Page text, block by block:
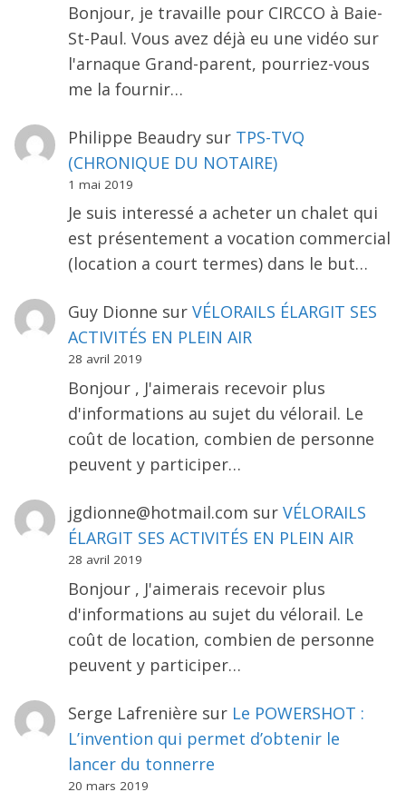
Bonjour, je travaille pour CIRCCO à Baie-
St-Paul. Vous avez déjà eu une vidéo sur
l'arnaque Grand-parent, pourriez-vous
me la fournir…
Philippe Beaudrysur TPS-TVQ
(CHRONIQUE DU NOTAIRE)
1 mai 2019
Je suis interessé a acheter un chalet qui
est présentement a vocation commercial
(location a court termes) dans le but…
Guy Dionne sur VÉLORAILS ÉLARGIT SES
ACTIVITÉS EN PLEIN AIR
28 avril 2019
Bonjour , J'aimerais recevoir plus
d'informations au sujet du vélorail. Le
coût de location, combien de personne
peuvent y participer…
jgdionne@hotmail.com sur VÉLORAILS
ÉLARGIT SES ACTIVITÉS EN PLEIN AIR
28 avril 2019
Bonjour , J'aimerais recevoir plus
d'informations au sujet du vélorail. Le
coût de location, combien de personne
peuvent y participer…
Serge Lafrenière sur Le POWERSHOT :
L’invention qui permet d’obtenir le
lancer du tonnerre
20 mars 2019